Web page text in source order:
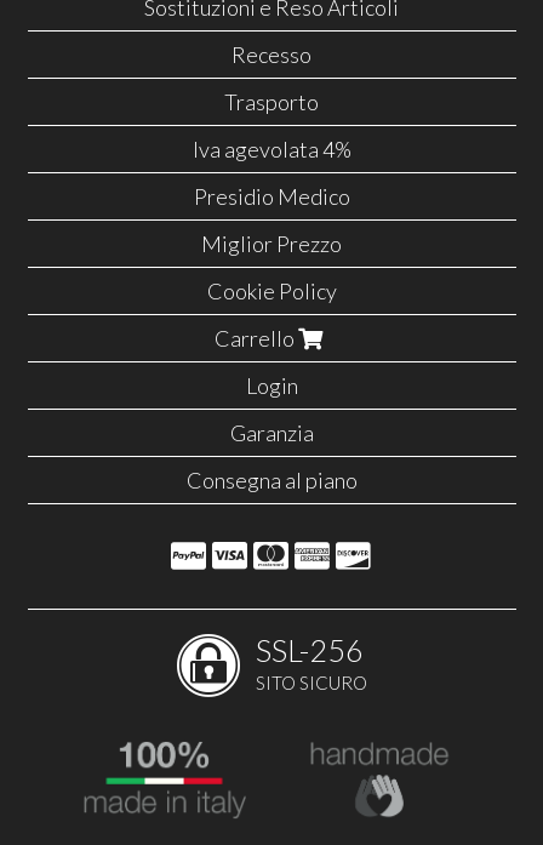
Sostituzioni e Reso Articoli
Recesso
Trasporto
Iva agevolata 4%
Presidio Medico
Miglior Prezzo
Cookie Policy
Carrello
Login
Garanzia
Consegna al piano
SSL-256
SITO SICURO